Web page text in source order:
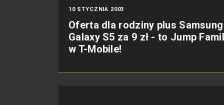
10 STYCZNIA 2003
Oferta dla rodziny plus Samsung
Galaxy S5 za 9 zł - to Jump
w T-Mobile!